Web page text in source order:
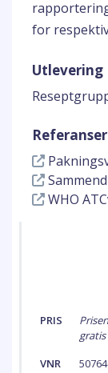
for
Utlevering
Referanser
WHO
PRIS
gratis
VNR